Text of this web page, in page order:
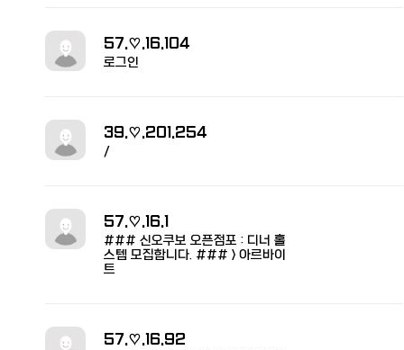
57.♡.16.104
로그인
39.♡.201.254
/
57.♡.16.1
### 신오쿠보 오픈점포 : 디너 홀
스텝 모집합니다. ### > 아르바이
트
57.♡.16.92